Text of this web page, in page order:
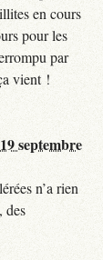
en cours
pour les
par
vient !
19 septembre
n’a rien
des